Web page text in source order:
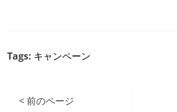
Tags: キャンペーン
< 前のページ